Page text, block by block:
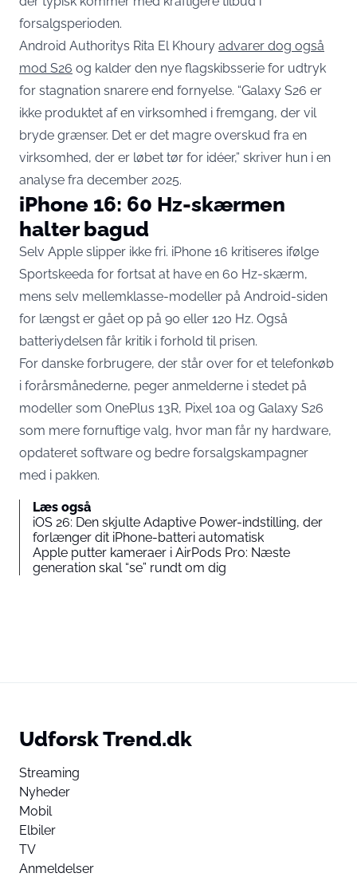
forsalgsperioden.
Android Authoritys Rita El Khoury advarer dog også
mod S26 og kalder den nye flagskibsserie for udtryk
for stagnation snarere end fornyelse. “Galaxy S26 er
ikke produktet af en virksomhed i fremgang, der vil
bryde grænser. Det er det magre overskud fra en
virksomhed, der er løbet tør for idéer,” skriver hun i en
analyse fra december 2025.
iPhone 16: 60 Hz-skærmen
halter bagud
Selv Apple slipper ikke fri. iPhone 16 kritiseres ifølge
Sportskeeda for fortsat at have en 60 Hz-skærm,
mens selv mellemklasse-modeller på Android-siden
for længst er gået op på 90 eller 120 Hz. Også
batteriydelsen får kritik i forhold til prisen.
For danske forbrugere, der står over for et telefonkøb
i forårsmånederne, peger anmelderne i stedet på
modeller som OnePlus 13R, Pixel 10a og Galaxy S26
som mere fornuftige valg, hvor man får ny hardware,
opdateret software og bedre forsalgskampagner
med i pakken.
Læs også
iOS 26: Den skjulte Adaptive Power-indstilling, der
forlænger dit iPhone-batteri automatisk
Apple putter kameraer i AirPods Pro: Næste
generation skal “se” rundt om dig
Udforsk Trend.dk
Streaming
Nyheder
Mobil
Elbiler
TV
Anmeldelser